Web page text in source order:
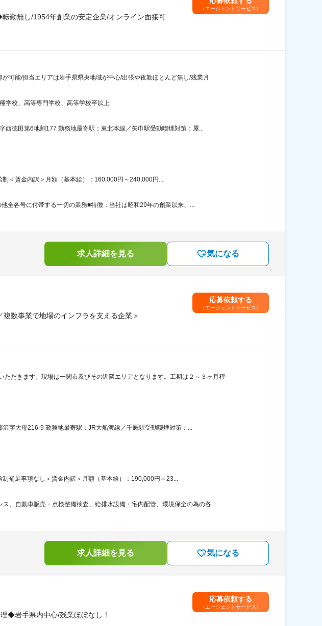
勤無し/1954年創業の安定企業/オンライン面接可
（エージェントサービス）
可能/担当エリアは岩手県県央地域が中心/出張や夜勤ほとんど無し/残業月
学校、高等専門学校、高等学校卒以上
西徳田第6地割177 勤務地最寄駅：東北本線／矢巾駅受動喫煙対策：屋...
＜賃金内訳＞月額（基本給）：160,000円～240,000円...
全各号に付帯する一切の業務■特徴：当社は昭和29年の創業以来、...
求人詳細を見る 気になる
数事業で地場のインフラを支える企業＞
応募依頼する
（エージェントサービス）
だきます。現場は一関市及びその近隣エリアとなります。工期は２～３ヶ月程
字大母216-9 勤務地最寄駅：JR大船渡線／千厩駅受動喫煙対策：...
補足事項なし＜賃金内訳＞月額（基本給）：190,000円～23...
、自動車販売・点検整備検査、給排水設備・宅内配管、環境保全の為の各...
求人詳細を見る 気になる
◆岩手県内中心/残業ほぼなし！
応募依頼する
（エージェントサービス）